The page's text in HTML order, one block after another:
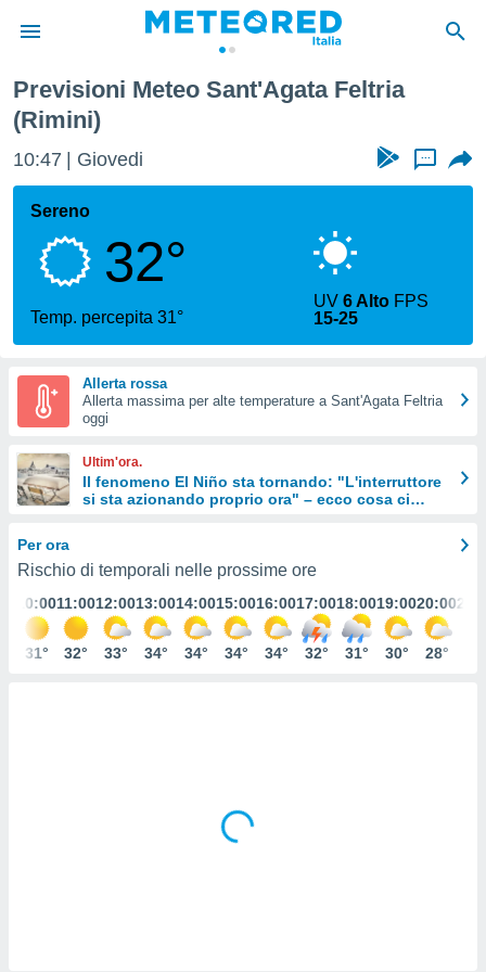
di
per
di
le
ACCETTA
Previsioni Meteo Sant'Agata Feltria
(Rimini)
10:47 Giovedi ...
Sereno
32°
Temp. percepita 31°
UV6 Alto FPS
15-25
Allerta rossa
Allerta massima per alte temperature a Sant'Agata Feltria
oggi
Ultim'ora.
Il fenomeno El Niño sta tornando: "L'interruttore
si sta azionando proprio ora" – ecco cosa ci
Per ora
Rischio di temporali nelle prossime ore
10:00
31°
11:00
32°
12:00
33°
13:00
34°
14:00
34°
15:00
34°
16:00
34°
17:00
32°
18:00
31°
19:00
30°
20:00
28°